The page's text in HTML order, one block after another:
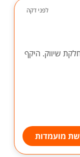
לפני דקה
שיווק. היקף
מועמדות